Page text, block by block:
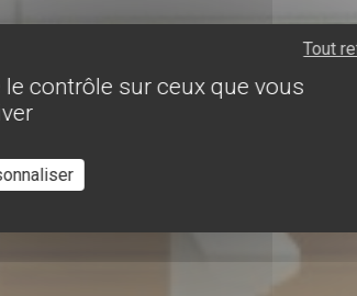
contrôle sur ceux que vous
Tout